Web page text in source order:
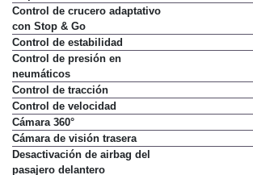
en puertas traseras
Control de crucero adaptativo
con Stop & Go
Control de estabilidad
Control de presión en
neumáticos
Control de tracción
Control de velocidad
Cámara 360°
Cámara de visión trasera
Desactivación de airbag del